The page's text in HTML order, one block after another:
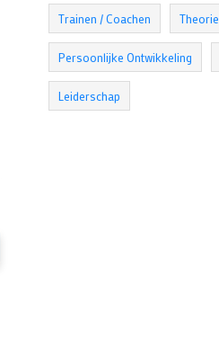
Trainen / Coachen Theorie
Persoonlijke Ontwikkeling
Leiderschap